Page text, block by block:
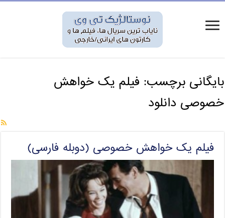
بایگانی برچسب: فیلم یک خواهش
خصوصی دانلود
فیلم یک خواهش خصوصی (دوبله فارسی)